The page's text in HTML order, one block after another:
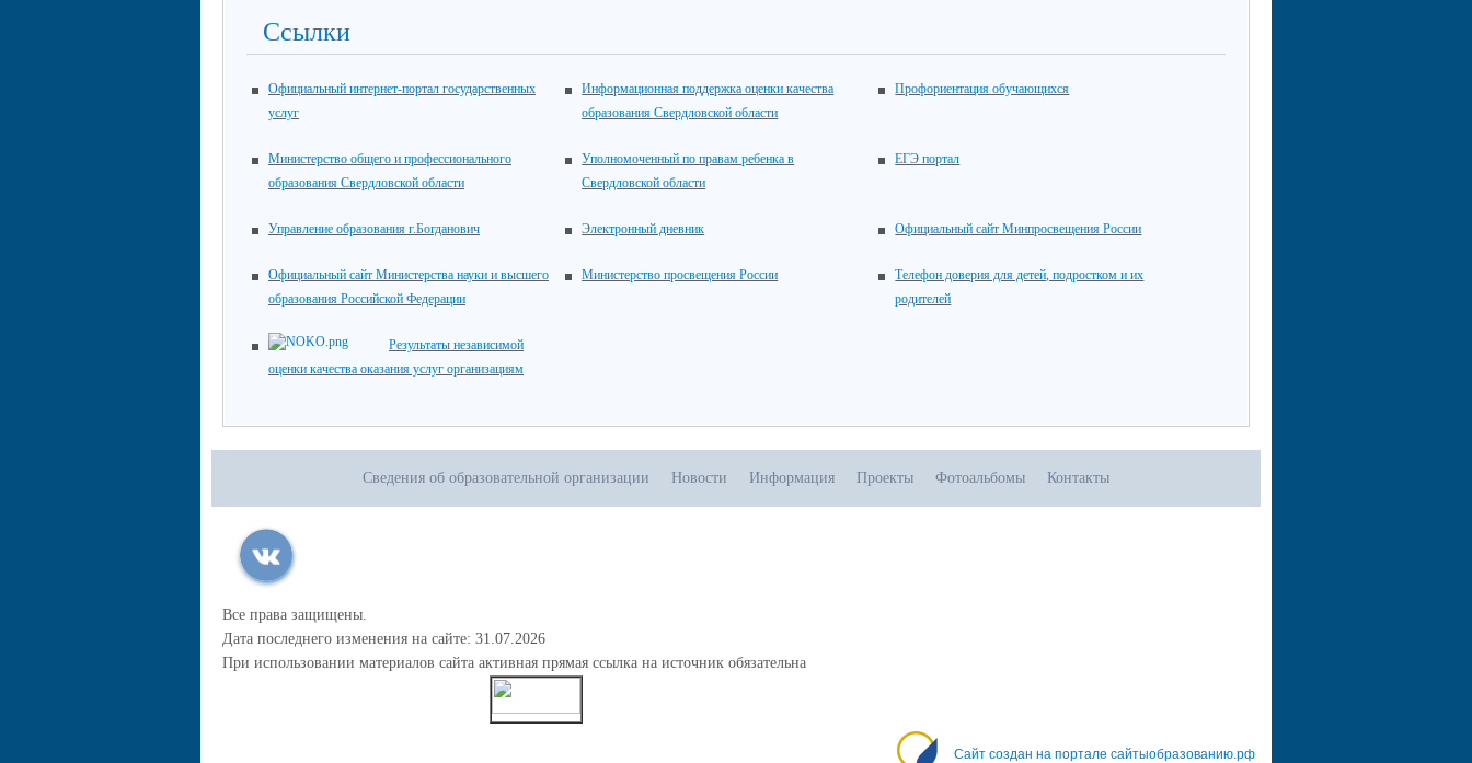
Ссылки
Официальный интернет-портал государственных
услуг
Информационная поддержка оценки качества
образования Свердловской области
Профориентация обучающихся
Министерство общего и профессионального
образования Свердловской области
Уполномоченный по правам ребенка в
Свердловской области
ЕГЭ портал
Управление образования г.Богданович Электронный дневник Официальный сайт Минпросвещения России
Официальный сайт Министерства науки и высшего
образования Российской Федерации
Министерство просвещения России
Телефон доверия для детей, подростком и их
родителей
Результаты независимой
оценки качества оказания услуг организациям
Сведения об образовательной организации Новости Информация Проекты Фотоальбомы Контакты
Все права защищены.
Дата последнего изменения на сайте: 31.07.2026
При использовании материалов сайта активная прямая ссылка на источник обязательна
Сайт создан на портале сайтыобразованию.рф